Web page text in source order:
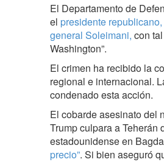
El Departamento de
el presidente
general Soleimani, con
Washington”.
El crimen ha recibido la
regional e internacional.
condenado esta acción.
El cobarde asesinato del
Trump culpara a
estadounidense en
precio”. Si bien aseguró